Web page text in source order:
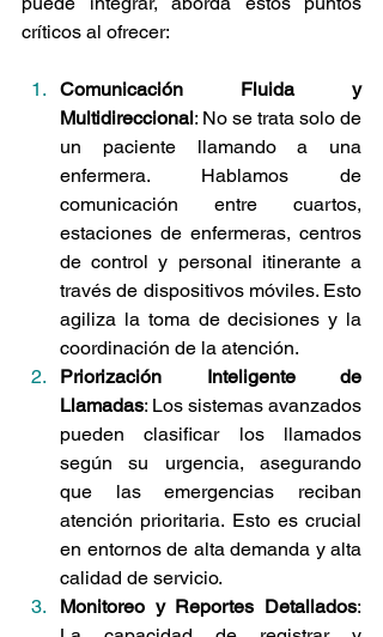
críticos al ofrecer:
Comunicación Fluida y
Multidireccional: No se trata solo de
un paciente llamando a una
enfermera. Hablamos de
comunicación entre cuartos,
estaciones de enfermeras, centros
de control y personal itinerante a
través de dispositivos móviles. Esto
agiliza la toma de decisiones y la
coordinación de la atención.
Priorización Inteligente de
Llamadas: Los sistemas avanzados
pueden clasificar los llamados
según su urgencia, asegurando
que las emergencias reciban
atención prioritaria. Esto es crucial
en entornos de alta demanda y alta
calidad de servicio.
Monitoreo y Reportes Detallados: